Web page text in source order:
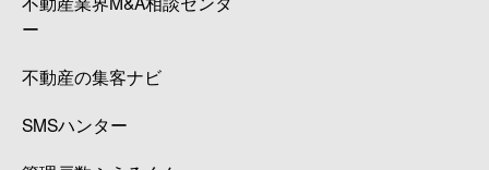
ー
不動産の集客ナビ
SMSハンター